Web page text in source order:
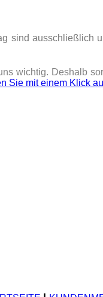
sind ausschließlich
wichtig. Deshalb
Sie mit einem Klick